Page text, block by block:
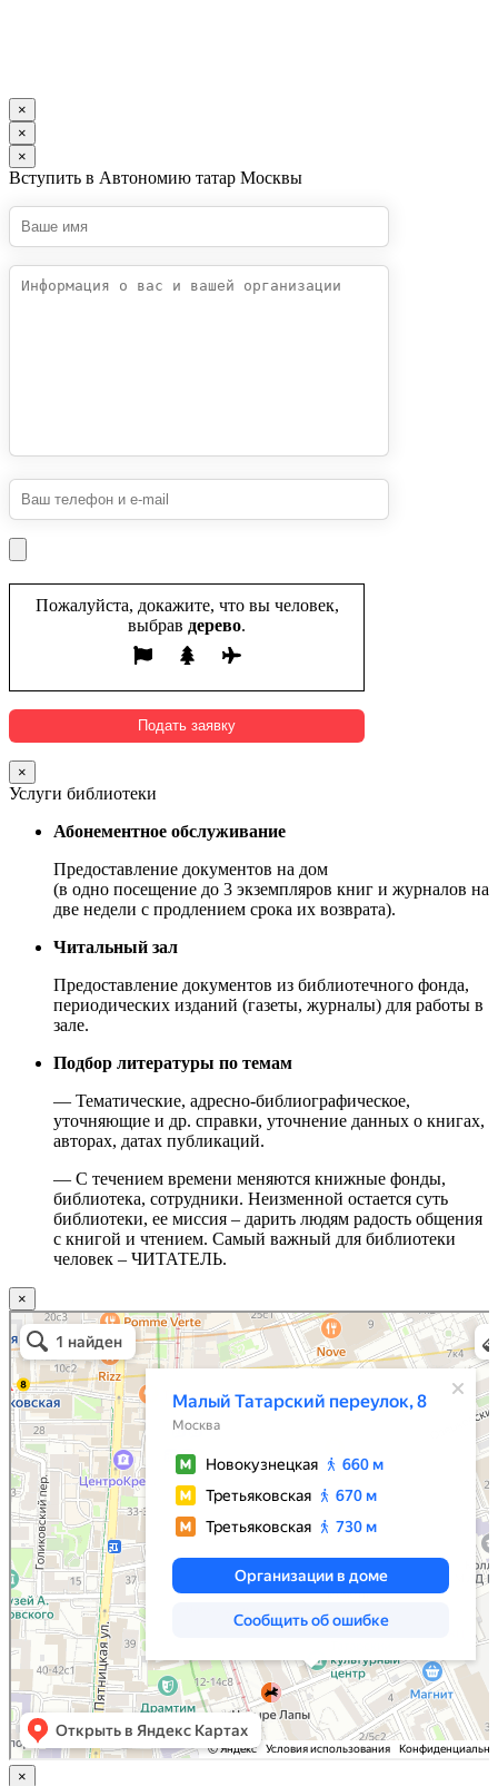
×
×
×
Вступить в Автономию татар Москвы
Пожалуйста, докажите, что вы человек,
выбрав дерево.
×
Услуги библиотеки
Абонементное обслуживание
Предоставление документов на дом
(в одно посещение до 3 экземпляров книг и журналов на
две недели с продлением срока их возврата).
Читальный зал
Предоставление документов из библиотечного фонда,
периодических изданий (газеты, журналы) для работы в
зале.
Подбор литературы по темам
— Тематические, адресно-библиографическое,
уточняющие и др. справки, уточнение данных о книгах,
авторах, датах публикаций.
— С течением времени меняются книжные фонды,
библиотека, сотрудники. Неизменной остается суть
библиотеки, ее миссия – дарить людям радость общения
с книгой и чтением. Самый важный для библиотеки
человек – ЧИТАТЕЛЬ.
×
Москва
Малый Татарский переулок, 8 на карте Москвы, ближайшее метро Новокузнецкая —
Яндекс.Карты
×